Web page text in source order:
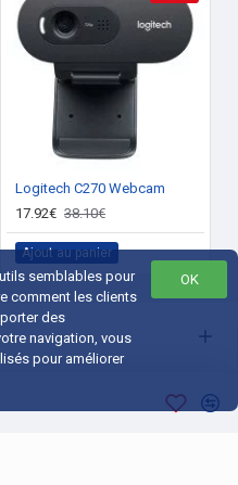
Logitech C270 Webcam
17.92€ 38.10€
Ajout au panier
OK
semblables pour
comment les clients
des
navigation, vous
pour améliorer